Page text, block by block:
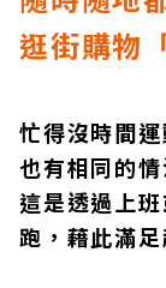
逛街購物
忙得沒時間
也有相同的
這是透過上
跑，藉此滿